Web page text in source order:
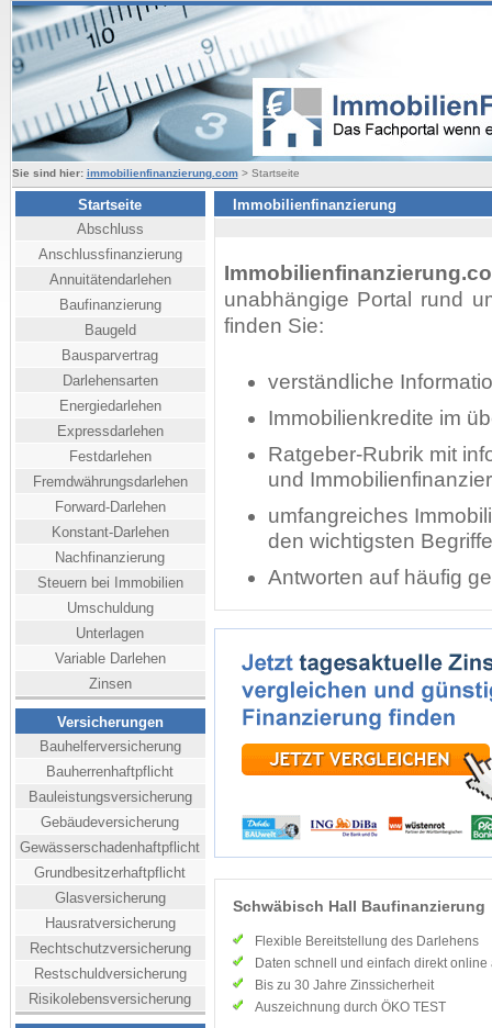
Sie sind hier: immobilienfinanzierung.com> Startseite
Startseite
Abschluss
Anschlussfinanzierung
Annuitätendarlehen
Baufinanzierung
Baugeld
Bausparvertrag
Darlehensarten
Energiedarlehen
Expressdarlehen
Festdarlehen
Fremdwährungsdarlehen
Forward-Darlehen
Konstant-Darlehen
Nachfinanzierung
Steuern bei Immobilien
Umschuldung
Unterlagen
Variable Darlehen
Zinsen
Versicherungen
Bauhelferversicherung
Bauherrenhaftpflicht
Bauleistungsversicherung
Gebäudeversicherung
Gewässerschadenhaftpflicht
Grundbesitzerhaftpflicht
Glasversicherung
Hausratversicherung
Rechtschutzversicherung
Restschuldversicherung
Risikolebensversicherung
Immobilienfinanzierung
unabhängige Portal rund
finden Sie:
verständliche
Immobilienkredite im
Ratgeber-Rubrik mit
und
umfangreiches
den wichtigsten
Antworten auf häufig
Schwäbisch Hall Baufinanzierung
Flexible Bereitstellung des Darlehens
Daten schnell und einfach direkt online
Bis zu 30 Jahre Zinssicherheit
Auszeichnung durch ÖKO TEST